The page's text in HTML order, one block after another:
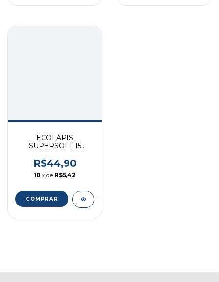
ECOLÁPIS
SUPERSOFT 15
FSC* FABER
120715SOFTCQ
R$44,90
10 x de R$5,42